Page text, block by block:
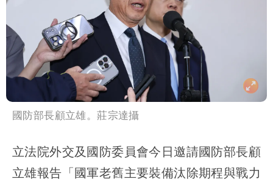
國防部長顧立雄。莊宗達攝
立法院外交及國防委員會今日邀請國防部長顧
立雄報告「國軍老舊主要裝備汰除期程與戰力